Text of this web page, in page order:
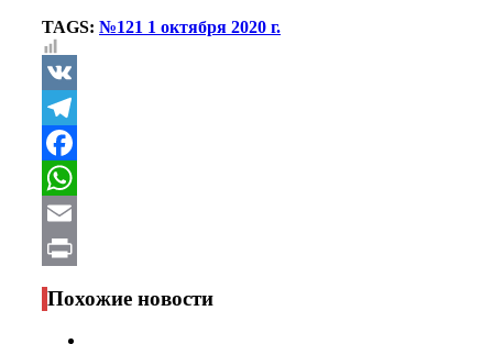
TAGS: №121 1 октября 2020 г.
VK
Telegram
Facebook
WhatsApp
Email
Print
Похожие новости